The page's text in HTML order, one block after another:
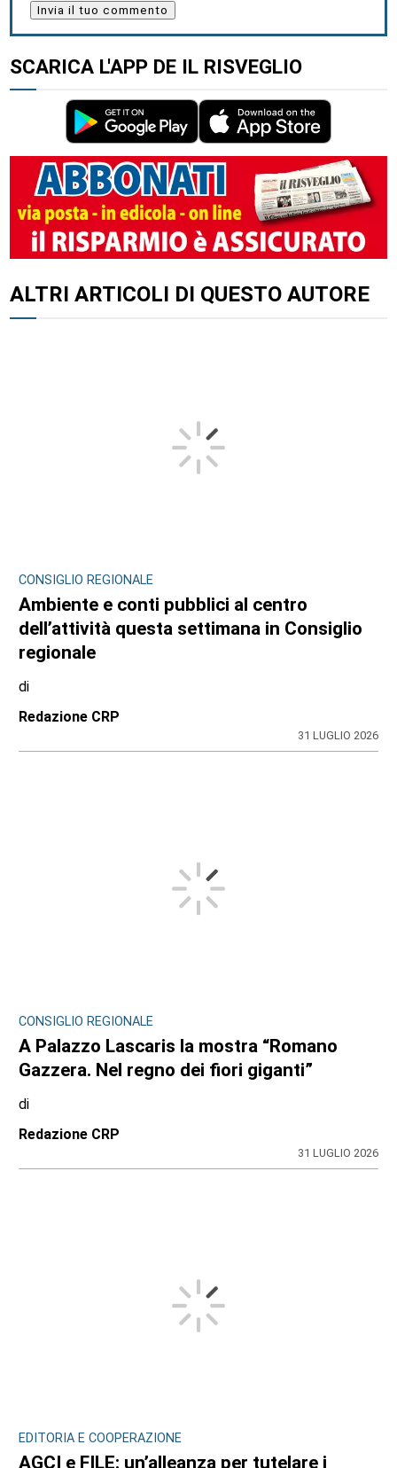
SCARICA L'APP DE IL RISVEGLIO
ALTRI ARTICOLI DI QUESTO AUTORE
CONSIGLIO REGIONALE
Ambiente e conti pubblici al centro
dell’attività questa settimana in Consiglio
regionale
di
Redazione CRP
31 LUGLIO 2026
CONSIGLIO REGIONALE
A Palazzo Lascaris la mostra “Romano
Gazzera. Nel regno dei fiori giganti”
di
Redazione CRP
31 LUGLIO 2026
EDITORIA E COOPERAZIONE
AGCI e FILE: un’alleanza per tutelare i